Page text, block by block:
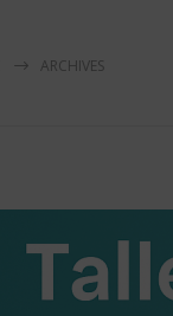
ARCHIVES